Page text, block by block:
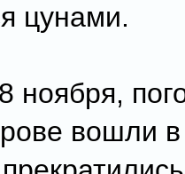
цунами.
ноября,
вошли